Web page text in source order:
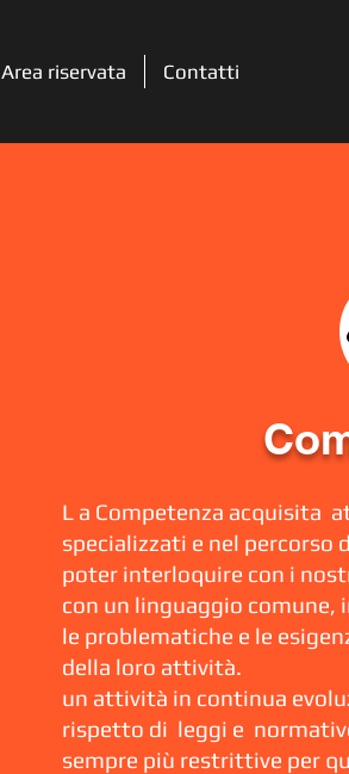
Area riservata Contatti
L a Competenza acquisita
specializzati e nel percorso
poter interloquire con i
con un linguaggio
le problematiche e le
della loro attività.
un attività in continua
rispetto di leggi e
sempre più restrittive per